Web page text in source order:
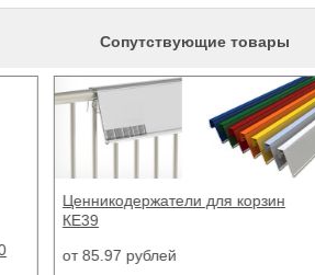
Сопутствующие товары
Ценникодержатели для стеклянных